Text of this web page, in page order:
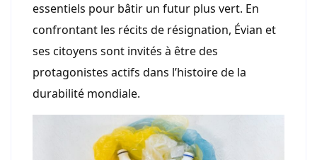
essentiels pour bâtir un futur plus vert. En
confrontant les récits de résignation, Évian et
ses citoyens sont invités à être des
protagonistes actifs dans l’histoire de la
durabilité mondiale.